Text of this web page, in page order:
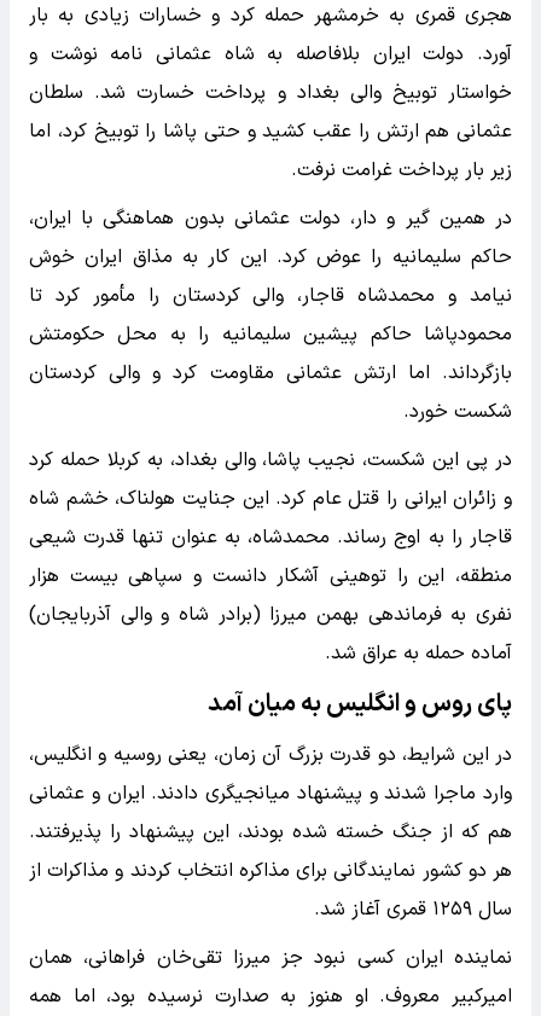
هجری قمری به خرمشهر حمله کرد و خسارات زیادی به بار
آورد. دولت ایران بلافاصله به شاه عثمانی نامه نوشت و
خواستار توبیخ والی بغداد و پرداخت خسارت شد. سلطان
عثمانی هم ارتش را عقب کشید و حتی پاشا را توبیخ کرد، اما
زیر بار پرداخت غرامت نرفت.
در همین گیر و دار، دولت عثمانی بدون هماهنگی با ایران،
حاکم سلیمانیه را عوض کرد. این کار به مذاق ایران خوش
نیامد و محمدشاه قاجار، والی کردستان را مأمور کرد تا
محمودپاشا حاکم پیشین سلیمانیه را به محل حکومتش
بازگرداند. اما ارتش عثمانی مقاومت کرد و والی کردستان
شکست خورد.
در پی این شکست، نجیب پاشا، والی بغداد، به کربلا حمله کرد
و زائران ایرانی را قتل عام کرد. این جنایت هولناک، خشم شاه
قاجار را به اوج رساند. محمدشاه، به عنوان تنها قدرت شیعی
منطقه، این را توهینی آشکار دانست و سپاهی بیست هزار
نفری به فرماندهی بهمن میرزا (برادر شاه و والی آذربایجان)
آماده حمله به عراق شد.
پای روس و انگلیس به میان آمد
در این شرایط، دو قدرت بزرگ آن زمان، یعنی روسیه و انگلیس،
وارد ماجرا شدند و پیشنهاد میانجیگری دادند. ایران و عثمانی
هم که از جنگ خسته شده بودند، این پیشنهاد را پذیرفتند.
هر دو کشور نمایندگانی برای مذاکره انتخاب کردند و مذاکرات از
سال ۱۲۵۹ قمری آغاز شد.
نماینده ایران کسی نبود جز میرزا تقی‌خان فراهانی، همان
امیرکبیر معروف. او هنوز به صدارت نرسیده بود، اما همه